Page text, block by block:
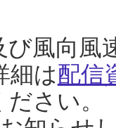
び風向風
細は配信
ださい。